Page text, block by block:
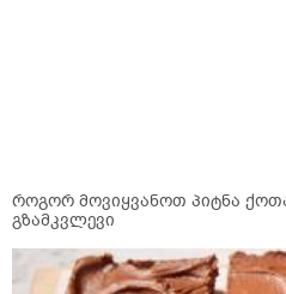
როგორ მოვიყვანოთ პიტნა
გზამკვლევი